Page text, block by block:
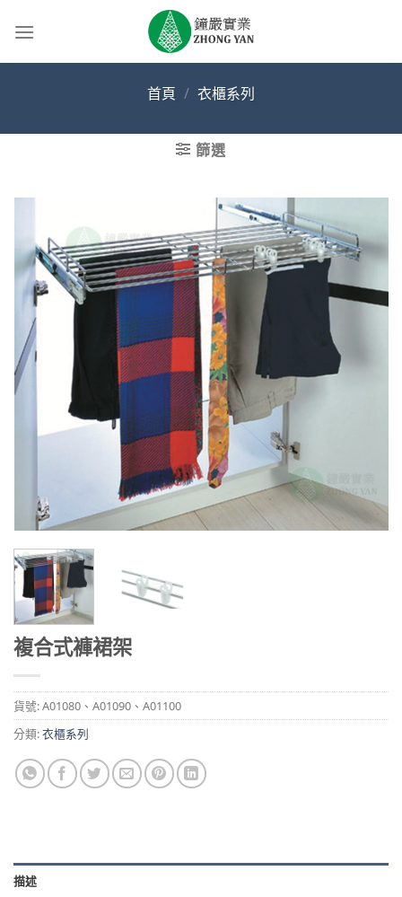
首頁 / 衣櫃系列
篩選
複合式褲裙架
貨號:A01080、A01090、A01100
分類:衣櫃系列
描述